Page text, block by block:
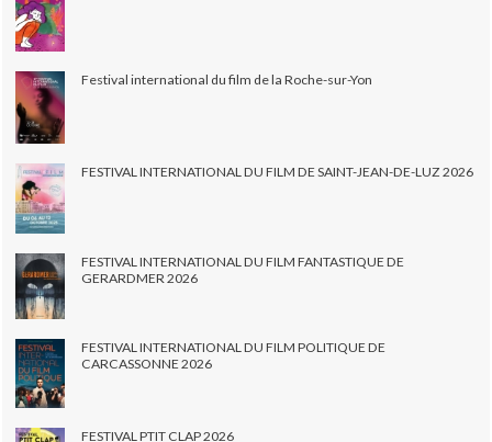
Festival international du film de la Roche-sur-Yon
FESTIVAL INTERNATIONAL DU FILM DE SAINT-JEAN-DE-LUZ 2026
FESTIVAL INTERNATIONAL DU FILM FANTASTIQUE DE
GERARDMER 2026
FESTIVAL INTERNATIONAL DU FILM POLITIQUE DE
CARCASSONNE 2026
FESTIVAL PTIT CLAP 2026